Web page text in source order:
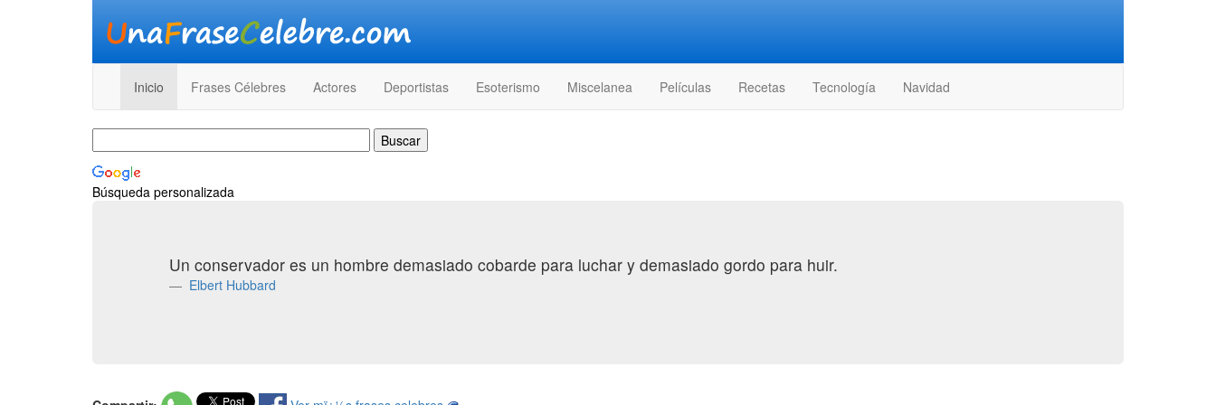
Inicio Frases Célebres Actores Deportistas Esoterismo Miscelanea Películas Recetas Tecnología Navidad
Búsqueda personalizada
Un conservador es un hombre demasiado cobarde para luchar y demasiado gordo para huir.
Elbert Hubbard